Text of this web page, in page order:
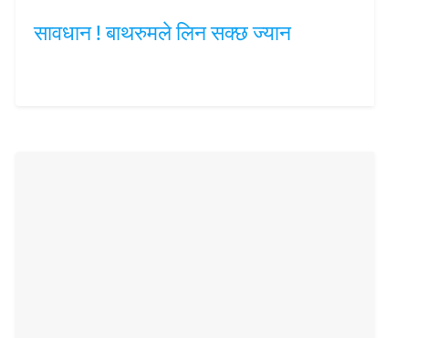
सावधान ! बाथरुमले लिन सक्छ ज्यान